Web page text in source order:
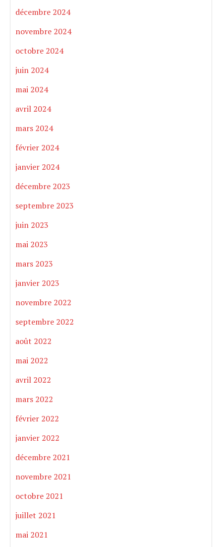
décembre 2024
novembre 2024
octobre 2024
juin 2024
mai 2024
avril 2024
mars 2024
février 2024
janvier 2024
décembre 2023
septembre 2023
juin 2023
mai 2023
mars 2023
janvier 2023
novembre 2022
septembre 2022
août 2022
mai 2022
avril 2022
mars 2022
février 2022
janvier 2022
décembre 2021
novembre 2021
octobre 2021
juillet 2021
mai 2021